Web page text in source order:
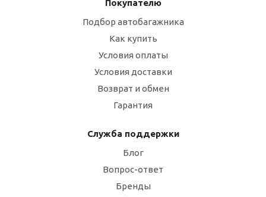
Покупателю
Подбор автобагажника
Как купить
Условия оплаты
Условия доставки
Возврат и обмен
Гарантия
Служба поддержки
Блог
Вопрос-ответ
Бренды